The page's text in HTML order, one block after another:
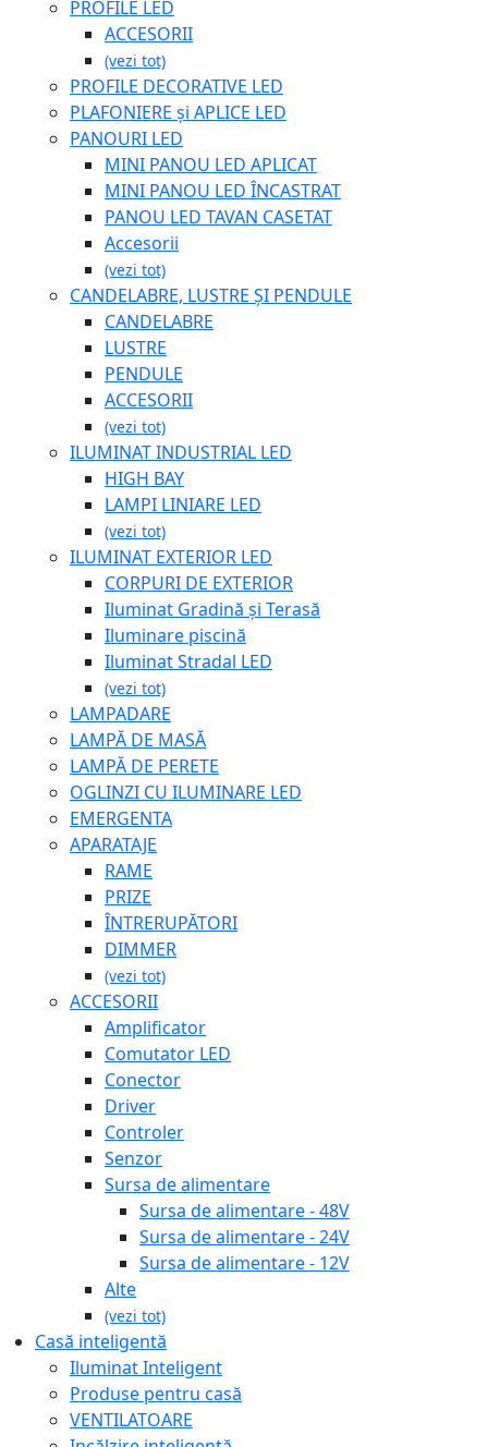
PROFILE LED
ACCESORII
(vezi tot)
PROFILE DECORATIVE LED
PLAFONIERE și APLICE LED
PANOURI LED
MINI PANOU LED APLICAT
MINI PANOU LED ÎNCASTRAT
PANOU LED TAVAN CASETAT
Accesorii
(vezi tot)
CANDELABRE, LUSTRE ȘI PENDULE
CANDELABRE
LUSTRE
PENDULE
ACCESORII
(vezi tot)
ILUMINAT INDUSTRIAL LED
HIGH BAY
LAMPI LINIARE LED
(vezi tot)
ILUMINAT EXTERIOR LED
CORPURI DE EXTERIOR
Iluminat Gradină și Terasă
Iluminare piscină
Iluminat Stradal LED
(vezi tot)
LAMPADARE
LAMPĂ DE MASĂ
LAMPĂ DE PERETE
OGLINZI CU ILUMINARE LED
EMERGENTA
APARATAJE
RAME
PRIZE
ÎNTRERUPĂTORI
DIMMER
(vezi tot)
ACCESORII
Amplificator
Comutator LED
Conector
Driver
Controler
Senzor
Sursa de alimentare
Sursa de alimentare - 48V
Sursa de alimentare - 24V
Sursa de alimentare - 12V
Alte
(vezi tot)
Casă inteligentă
Iluminat Inteligent
Produse pentru casă
VENTILATOARE